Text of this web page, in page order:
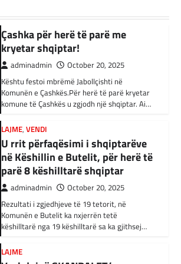
parë të mandatit të tij…
persona në Turqi
adminadmin February 3, 2024
Autoritetet turke i kanë arrestuar të shtunën
34 njerëz të dyshuar për lidhje me Shtetin
Islamik gjatë një operacioni të…
BOTA,KRONIKË E ZEZË, RAJONI
Irani dënon sulmet ajrore të
SHBA-së
adminadmin February 3, 2024
Në qytetin al-Ka’im, rreth 350 km në
veriperëndim të Bagdadit, gjithçka që ka
mbetur pas sulmeve ajrore të Uashingtonit
është…
KRONIKË E ZEZË,LAJME,RAJONI
Tetë persona kërkojnë ndihmë
pas aksidentit ku u përfshinë 14
automjete
LAJME,VENDI
U rrit përfaqësimi i shqiptarëve
në Këshillin e Butelit, për herë të
parë 8 këshilltarë shqiptar
adminadmin October 20, 2025
Rezultati i zgjedhjeve të 19 tetorit, në
Komunën e Butelit ka nxjerrën tetë
këshilltarë nga 19 këshilltarë sa ka gjithsej…
LAJME
Vazhdojnë SKANDALET/
Zbulohen Kontratat tek “NP-
PARKINGU” të Bilall Kasamit
(DOKUMENT)
adminadmin October 17, 2025
Skandalet në komunën e Tetovës nuk kanë të
ndalur! Pas publikimit të qindra kontratave të
dyshimta tek XHOB2011, tashmë janë…